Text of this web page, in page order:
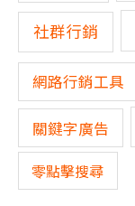
社群行銷
網路行銷工具
關鍵字廣告
零點擊搜尋